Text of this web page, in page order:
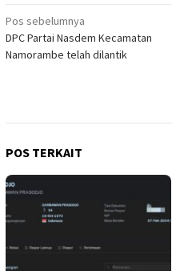
Navigasi
pos
Pos sebelumnya
DPC Partai Nasdem Kecamatan
Namorambe telah dilantik
POS TERKAIT